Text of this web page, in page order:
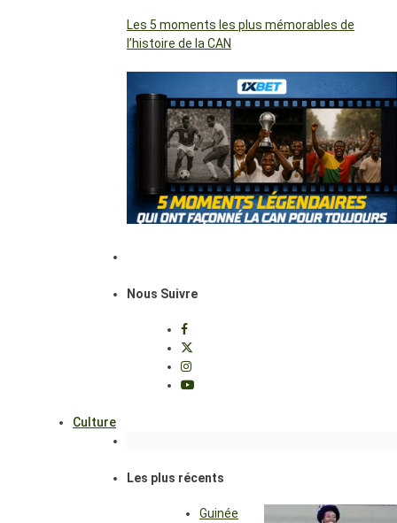
Les 5 moments les plus mémorables de
l’histoire de la CAN
Nous Suivre
Culture
Les plus récents
Guinée